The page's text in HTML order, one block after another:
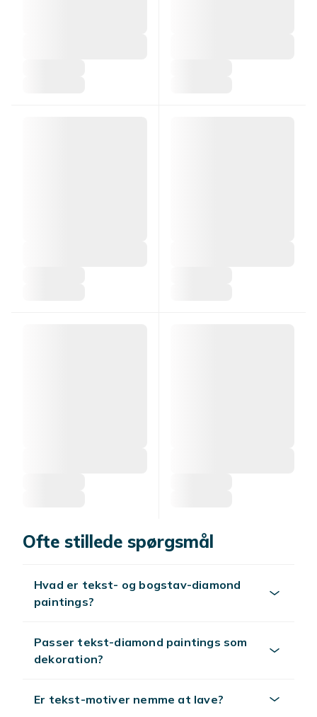
Ofte stillede spørgsmål
Hvad er tekst- og bogstav-diamond
paintings?
Passer tekst-diamond paintings som
dekoration?
Er tekst-motiver nemme at lave?